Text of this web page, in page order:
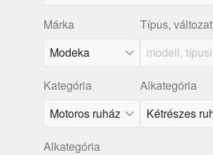
Márka
Modeka
Típus, változat
Kategória Alkategória
Alkategória